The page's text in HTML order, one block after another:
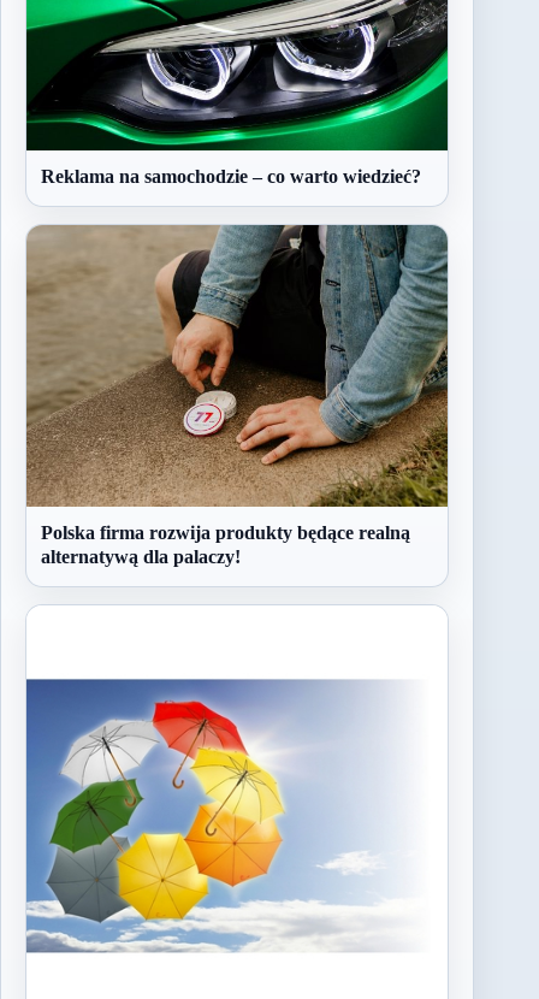
Reklama na samochodzie – co warto wiedzieć?
Polska firma rozwija produkty będące realną
alternatywą dla palaczy!